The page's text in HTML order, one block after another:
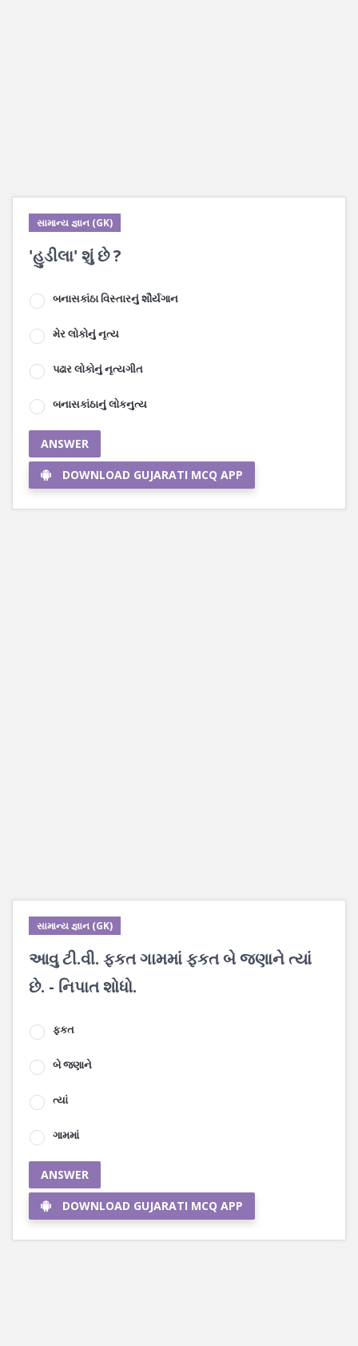
સામાન્ય જ્ઞાન (GK)
'હુડીલા' શું છે ?
બનાસકાંઠા વિસ્તારનું શૌર્યગાન
મેર લોકોનું નૃત્ય
પઢાર લોકોનું નૃત્યગીત
બનાસકાંઠાનું લોકનુત્ય
ANSWER
DOWNLOAD GUJARATI MCQ APP
સામાન્ય જ્ઞાન (GK)
આવુ ટી.વી. ફકત ગામમાં ફકત બે જણાને ત્યાં
છે. - નિપાત શોધો.
ફકત
બે જણાને
ત્યાં
ગામમાં
ANSWER
DOWNLOAD GUJARATI MCQ APP